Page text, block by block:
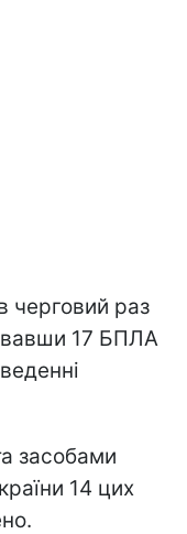
черговий раз
17 БПЛА
засобами
14 цих